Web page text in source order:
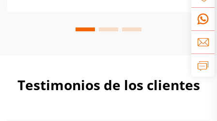
Testimonios de los clientes